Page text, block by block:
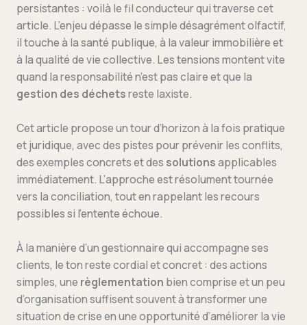
persistantes : voilà le fil conducteur qui traverse cet
article. L’enjeu dépasse le simple désagrément olfactif,
il touche à la santé publique, à la valeur immobilière et
à la qualité de vie collective. Les tensions montent vite
quand la responsabilité n’est pas claire et que la
gestion des déchetsreste laxiste.
Cet article propose un tour d’horizon à la fois pratique
et juridique, avec des pistes pour prévenir les conflits,
des exemples concrets et des solutionsapplicables
immédiatement. L’approche est résolument tournée
vers la conciliation, tout en rappelant les recours
possibles si l’entente échoue.
À la manière d’un gestionnaire qui accompagne ses
clients, le ton reste cordial et concret : des actions
simples, une règlementation bien comprise et un peu
d’organisation suffisent souvent à transformer une
situation de crise en une opportunité d’améliorer la vie